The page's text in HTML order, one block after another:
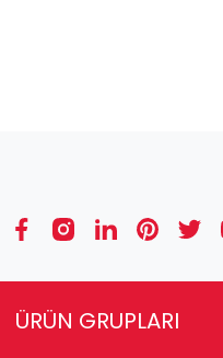
ÜRÜN GRUPLARI